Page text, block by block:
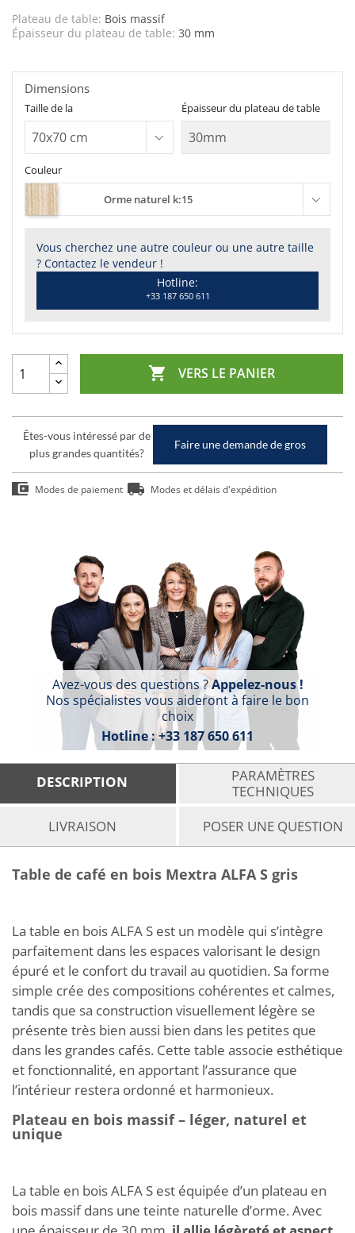
Plateau de table: Bois massif
Épaisseur du plateau de table: 30 mm
Couleur
Orme naturel k:15
Vous cherchez une autre couleur ou une autre taille
? Contactez le vendeur !
Hotline:
+33 187 650 611
Taille de la Épaisseur du plateau de table
Dimensions
 VERS LE PANIER
Êtes-vous intéressé par de
plus grandes quantités?
Faire une demande de gros
Modes de paiement Modes et délais d'expédition
Avez-vous des questions ?Appelez-nous !
Nos spécialistes vous aideront à faire le bon
choix
Hotline :+33 187 650 611
DESCRIPTION
PARAMÈTRES
TECHNIQUES
LIVRAISON
POSER UNE QUESTION
Table de café en bois Mextra ALFA S gris
La table en bois ALFA S est un modèle qui s’intègre
parfaitement dans les espaces valorisant le design
épuré et le confort du travail au quotidien. Sa forme
simple crée des compositions cohérentes et calmes,
tandis que sa construction visuellement légère se
présente très bien aussi bien dans les petites que
dans les grandes cafés. Cette table associe esthétique
et fonctionnalité, en apportant l’assurance que
l’intérieur restera ordonné et harmonieux.
Plateau en bois massif – léger, naturel et
unique
La table en bois ALFA S est équipée d’un plateau en
bois massif dans une teinte naturelle d’orme. Avec